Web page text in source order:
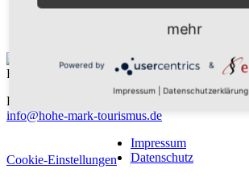
Hohe Mark Tourismus e. V.
Redderstraße 421,45711 Datteln
Fon: +49 (
info@hohe-mark-tourismus.de
Cookie-Einstellungen
Impressum
Datenschutz
mehr
Powered by &
Impressum Datenschutzerklärung